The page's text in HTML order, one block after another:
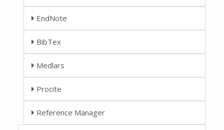
EndNote
BibTex
Medlars
Procite
Reference Manager